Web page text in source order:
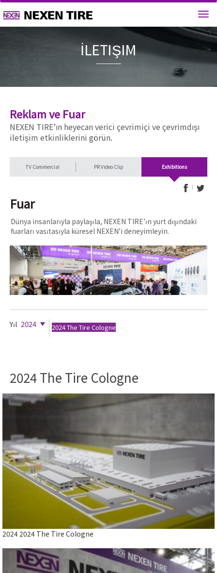
Reklam ve Fuar
NEXEN TIRE’ın heyecan verici çevrimiçi ve çevrimdışı
iletişim etkinliklerini görün.
TV Commercial PR Video Clip Exhibitions
Fuar
Dünya insanlarıyla paylaşıla, NEXEN TIRE’ın yurt dışındaki
fuarları vasıtasıyla küresel NEXEN’i deneyimleyin.
Yıl 2024 2024 The Tire Cologne
2024 The Tire Cologne
2024 2024 The Tire Cologne
Close